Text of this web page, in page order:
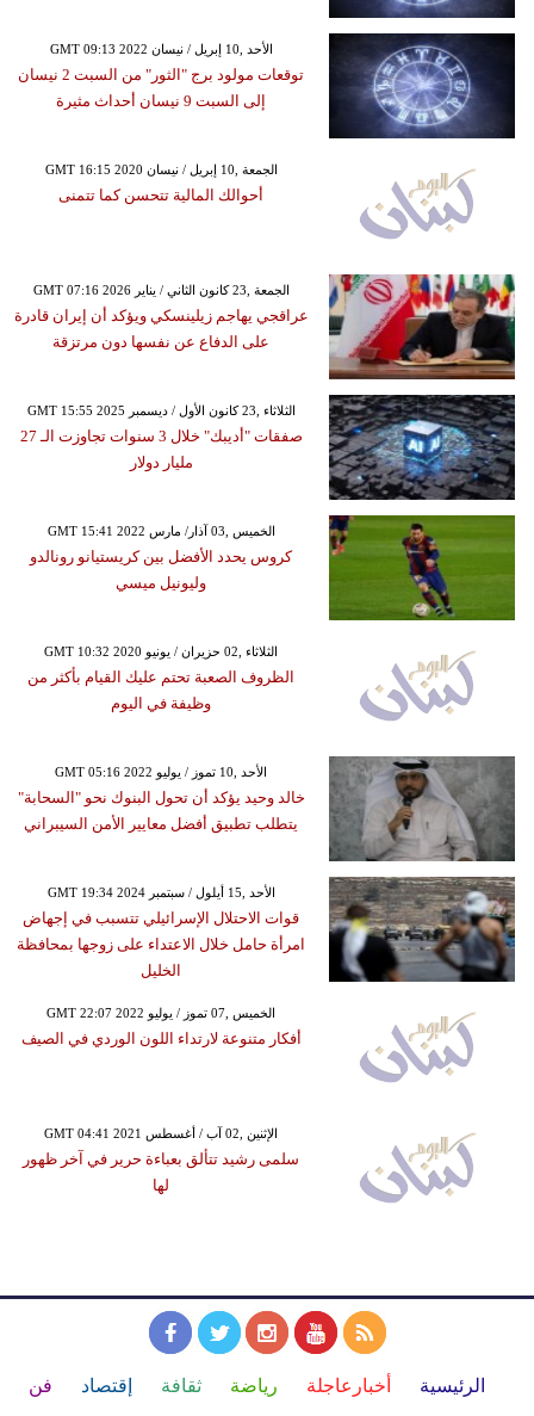
GMT 09:13 2022 الأحد ,10 إبريل / نيسان
توقعات مولود برج "الثور" من السبت 2 نيسان
إلى السبت 9 نيسان أحداث مثيرة
GMT 16:15 2020 الجمعة ,10 إبريل / نيسان
أحوالك المالية تتحسن كما تتمنى
GMT 07:16 2026 الجمعة ,23 كانون الثاني / يناير
عراقجي يهاجم زيلينسكي ويؤكد أن إيران قادرة
على الدفاع عن نفسها دون مرتزقة
GMT 15:55 2025 الثلاثاء ,23 كانون الأول / ديسمبر
صفقات "أديبك" خلال 3 سنوات تجاوزت الـ 27
مليار دولار
GMT 15:41 2022 الخميس ,03 آذار/ مارس
كروس يحدد الأفضل بين كريستيانو رونالدو
وليونيل ميسي
GMT 10:32 2020 الثلاثاء ,02 حزيران / يونيو
الظروف الصعبة تحتم عليك القيام بأكثر من
وظيفة في اليوم
GMT 05:16 2022 الأحد ,10 تموز / يوليو
خالد وحيد يؤكد أن تحول البنوك نحو "السحابة"
يتطلب تطبيق أفضل معايير الأمن السيبراني
GMT 19:34 2024 الأحد ,15 أيلول / سبتمبر
قوات الاحتلال الإسرائيلي تتسبب في إجهاض
امرأة حامل خلال الاعتداء على زوجها بمحافظة
الخليل
GMT 22:07 2022 الخميس ,07 تموز / يوليو
أفكار متنوعة لارتداء اللون الوردي في الصيف
GMT 04:41 2021 الإثنين ,02 آب / أغسطس
سلمى رشيد تتألق بعباءة حرير في آخر ظهور
لها
الرئيسية أخبارعاجلة رياضة ثقافة إقتصاد فن